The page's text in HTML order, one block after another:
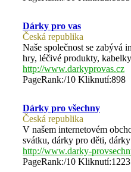
Dárky pro vas
Česká republika
Naše společnost se zabývá
hry, léčivé produkty,
http://www.darkyprovas.cz
PageRank:/10 Kliknutí:898
Dárky pro všechny
Česká republika
V našem internetovém
svátku, dárky pro děti,
http://www.darky-
PageRank:/10 Kliknutí:1223